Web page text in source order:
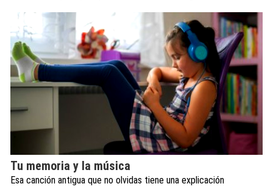
Tu memoria y la música
Esa canción antigua que no olvidas tiene una explicación